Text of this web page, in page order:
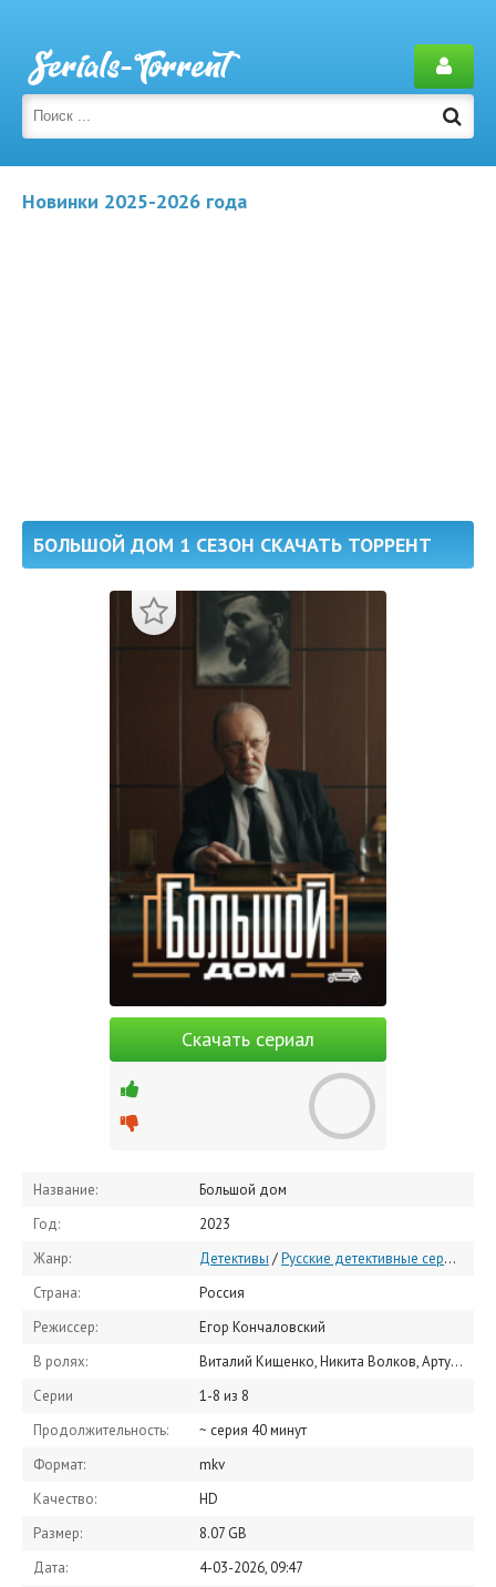
Новинки 2025-2026 года
БОЛЬШОЙ ДОМ 1 СЕЗОН СКАЧАТЬ ТОРРЕНТ
Скачать сериал
Название:
Большой дом
Год:
2023
Жанр:
Детективы /Русские детективные сериалы
Страна:
Россия
Режиссер:
Егор Кончаловский
В ролях:
Виталий Кищенко, Никита Волков, Артур Ваха, Борис Хвошнянский, Илья Коробко, Ольга Белинская, Александр Лыков, Сергей Мигицко, Михаил Гаврилов, Евгений Терских
Серии
1-8 из 8
Продолжительность:
~ серия 40 минут
Формат:
mkv
Качество:
HD
Размер:
8.07 GB
Дата:
4-03-2026, 09:47